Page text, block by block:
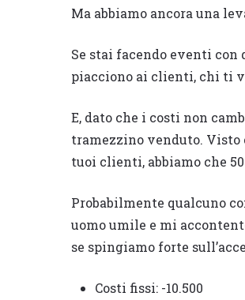
Ma abbiamo ancora una
Se stai facendo eventi
piacciono ai clienti, chi ti
E, dato che i costi non
tramezzino venduto.
tuoi clienti, abbiamo che
Probabilmente qualcuno
uomo umile e mi
se spingiamo forte
Costi fissi: -10.500